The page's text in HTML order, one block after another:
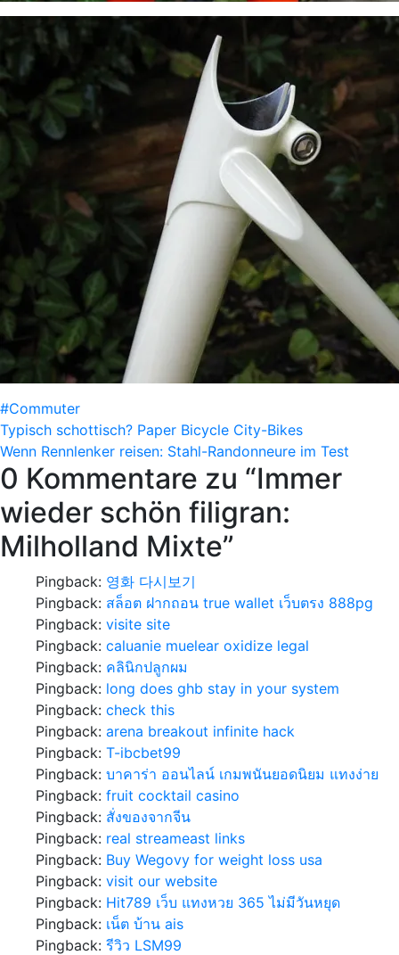
#Commuter
Beitragsnavigation
Typisch schottisch? Paper Bicycle City-Bikes
Wenn Rennlenker reisen: Stahl-Randonneure im Test
0 Kommentare zu “Immer
wieder schön filigran:
Milholland Mixte”
Pingback: 영화 다시보기
Pingback: สล็อต ฝากถอน true wallet เว็บตรง 888pg
Pingback: visite site
Pingback: caluanie muelear oxidize legal​
Pingback: คลินิกปลูกผม
Pingback: long does ghb stay in your system
Pingback: check this
Pingback: arena breakout infinite hack
Pingback: T-ibcbet99
Pingback: บาคาร่า ออนไลน์ เกมพนันยอดนิยม แทงง่าย
Pingback: fruit cocktail casino
Pingback: สั่งของจากจีน
Pingback: real streameast links
Pingback: Buy Wegovy for weight loss usa
Pingback: visit our website
Pingback: Hit789 เว็บ แทงหวย 365 ไม่มีวันหยุด
Pingback: เน็ต บ้าน ais
Pingback: รีวิว LSM99